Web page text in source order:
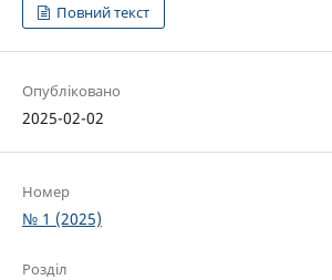
Повний текст
Опубліковано
2025-02-02
Номер
№ 1 (2025)
Розділ